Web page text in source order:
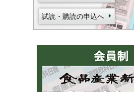
試読・購読の申込へ